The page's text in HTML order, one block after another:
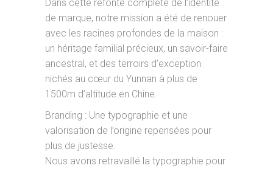
Dans cette refonte complète de l’identité
de marque, notre mission a été de renouer
avec les racines profondes de la maison :
un héritage familial précieux, un savoir-faire
ancestral, et des terroirs d’exception
nichés au cœur du Yunnan à plus de
1500m d’altitude en Chine.
Branding : Une typographie et une
valorisation de l’origine repensées pour
plus de justesse.
Nous avons retravaillé la typographie pour